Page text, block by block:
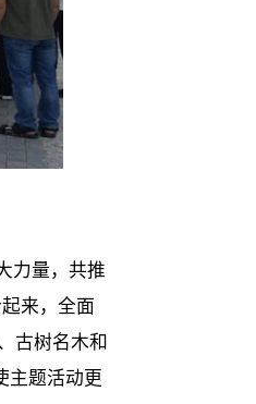
力量，共推
来，全面
古树名木和
主题活动更